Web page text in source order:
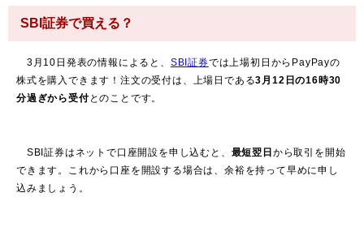
SBI証券で買える？
3月10日発表の情報によると、 SBI証券では上場初日からPayPayの
株式を購入できます！注文の受付は、上場日である3月12日の16時30
分過ぎから受付とのことです。
SBI証券はネットで口座開設を申し込むと、 最短翌日 から取引を開始
できます。これから口座を開設する場合は、余裕を持って早めに申し
込みましょう。